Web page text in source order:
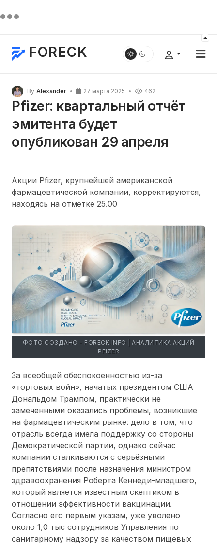
FORECK
By Alexander 27 марта 2025 462
Pfizer: квартальный отчёт
эмитента будет
опубликован 29 апреля
Акции Pfizer, крупнейшей американской
фармацевтической компании, корректируются,
находясь на отметке 25.00
ФОТО СОЗДАНО - FORECK.INFO | АНАЛИТИКА АКЦИЙ
PFIZER
За всеобщей обеспокоенностью из-за
«торговых войн», начатых президентом США
Дональдом Трампом, практически не
замеченными оказались проблемы, возникшие
на фармацевтическим рынке: дело в том, что
отрасль всегда имела поддержку со стороны
Демократической партии, однако сейчас
компании сталкиваются с серьёзными
препятствиями после назначения министром
здравоохранения Роберта Кеннеди-младшего,
который является известным скептиком в
отношении эффективности вакцинации.
Согласно его первым указам, уже уволено
около 1,0 тыс сотрудников Управления по
санитарному надзору за качеством пищевых